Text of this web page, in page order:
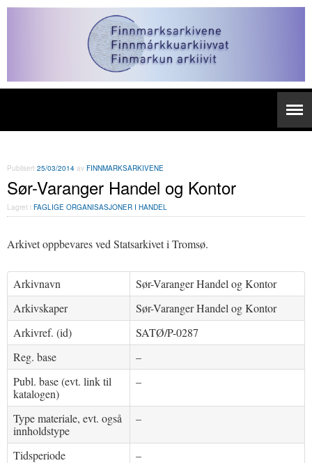
Publisert 25/03/2014 av FINNMARKSARKIVENE
Sør-Varanger Handel og Kontor
Lagret i FAGLIGE ORGANISASJONER I HANDEL
Arkivet oppbevares ved Statsarkivet i Tromsø.
Arkivnavn
Sør-Varanger Handel og Kontor
Arkivskaper
Sør-Varanger Handel og Kontor
Arkivref. (id)
SATØ/P-0287
Reg. base
–
Publ. base (evt. link til
katalogen)
–
Type materiale, evt. også
innholdstype
–
Tidsperiode
–